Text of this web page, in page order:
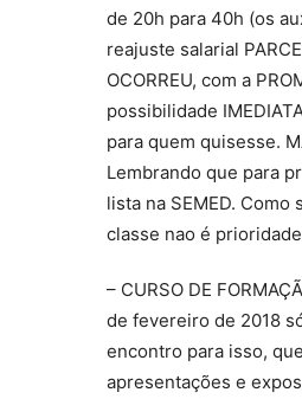
de 20h para 40h (os
reajuste salarial
OCORREU, com a
possibilidade
para quem quisesse.
Lembrando que para
lista na SEMED. Como
classe nao é
– CURSO DE
de fevereiro de 2018
encontro para isso,
apresentações e